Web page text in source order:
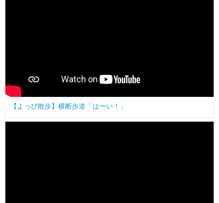
【よっぴ散歩】横断歩道「はーい！」